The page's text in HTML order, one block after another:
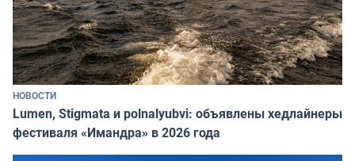
НОВОСТИ
Lumen, Stigmata и polnalyubvi: объявлены хедлайнеры
фестиваля «Имандра» в 2026 года